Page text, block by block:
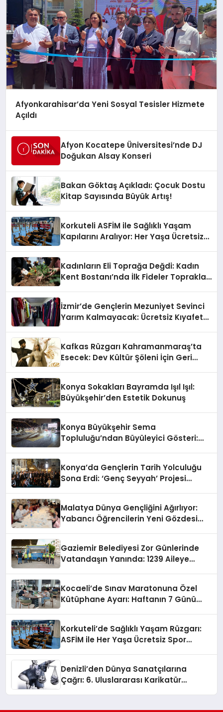
Afyonkarahisar’da Yeni Sosyal Tesisler Hizmete
Açıldı
Afyon Kocatepe Üniversitesi’nde DJ
Doğukan Alsay Konseri
Bakan Göktaş Açıkladı: Çocuk Dostu
Kitap Sayısında Büyük Artış!
Korkuteli ASFİM ile Sağlıklı Yaşam
Kapılarını Aralıyor: Her Yaşa Ücretsiz
Kadınların Eli Toprağa Değdi: Kadın
Kent Bostanı’nda İlk Fideler Toprakla
İzmir’de Gençlerin Mezuniyet Sevinci
Yarım Kalmayacak: Ücretsiz Kıyafet
Kafkas Rüzgarı Kahramanmaraş’ta
Esecek: Dev Kültür Şöleni İçin Geri
Konya Sokakları Bayramda Işıl Işıl:
Büyükşehir’den Estetik Dokunuş
Konya Büyükşehir Sema
Topluluğu’ndan Büyüleyici Gösteri:
Konya’da Gençlerin Tarih Yolculuğu
Sona Erdi: ‘Genç Seyyah’ Projesi
Malatya Dünya Gençliğini Ağırlıyor:
Yabancı Öğrencilerin Yeni Gözdesi
Gaziemir Belediyesi Zor Günlerinde
Vatandaşın Yanında: 1239 Aileye
Kocaeli’de Sınav Maratonuna Özel
Kütüphane Ayarı: Haftanın 7 Günü
Korkuteli’de Sağlıklı Yaşam Rüzgarı:
ASFİM ile Her Yaşa Ücretsiz Spor
Denizli’den Dünya Sanatçılarına
Çağrı: 6. Uluslararası Karikatür